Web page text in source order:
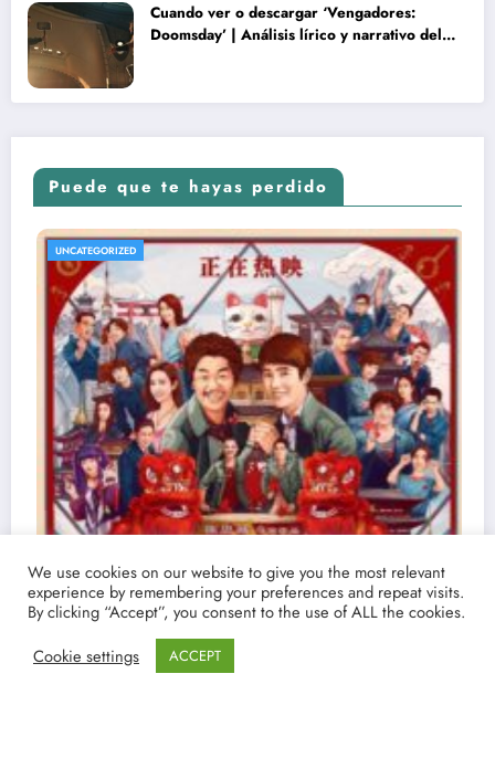
Cuando ver o descargar ‘Vengadores:
Doomsday’ | Análisis lírico y narrativo del
Puede que te hayas perdido
UNCATEGORIZED
We use cookies on our website to give you the most relevant
experience by remembering your preferences and repeat visits.
By clicking “Accept”, you consent to the use of ALL the cookies.
Cookie settings
ACCEPT